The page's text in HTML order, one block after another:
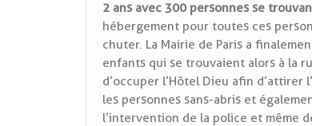
2 ans avec 300 personnes se
hébergement pour toutes ces
chuter. La Mairie de Paris a
enfants qui se trouvaient alors à la
d’occuper l’Hôtel Dieu afin
les personnes sans-abris et
l’intervention de la police et même